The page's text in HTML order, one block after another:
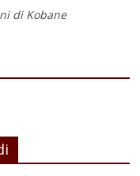
di Kobane